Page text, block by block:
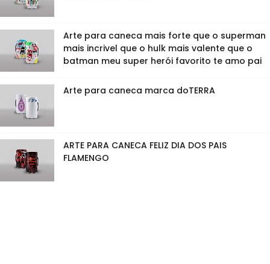
Arte para caneca mais forte que o superman
mais incrivel que o hulk mais valente que o
batman meu super herói favorito te amo pai
Arte para caneca marca doTERRA
ARTE PARA CANECA FELIZ DIA DOS PAIS
FLAMENGO